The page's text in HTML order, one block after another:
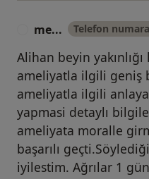
me... Telefon
Alihan beyin
ameliyatla ilgili geniş
ameliyatla ilgili
yapmasi detaylı
ameliyata moralle
başarılı
iyilestim. Ağrılar 1